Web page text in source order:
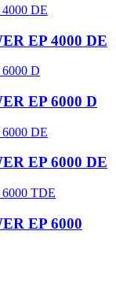
EP 4000 DE
EP 6000 D
EP 6000 DE
EP 6000